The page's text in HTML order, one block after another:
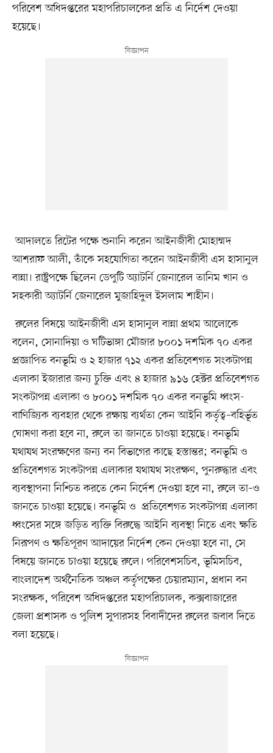
পরিবেশ অধিদপ্তরের মহাপরিচালকের প্রতি এ নির্দেশ দেওয়া
হয়েছে।
আদালতে রিটের পক্ষে শুনানি করেন আইনজীবী মোহাম্মদ
আশরাফ আলী, তাঁকে সহযোগিতা করেন আইনজীবী এস হাসানুল
বান্না। রাষ্ট্রপক্ষে ছিলেন ডেপুটি অ্যাটর্নি জেনারেল তানিম খান ও
সহকারী অ্যাটর্নি জেনারেল মুজাহিদুল ইসলাম শাহীন।
রুলের বিষয়ে আইনজীবী এস হাসানুল বান্না প্রথম আলোকে
বলেন, সোনাদিয়া ও ঘটিভাঙ্গা মৌজার ৮০০১ দশমিক ৭০ একর
প্রজ্ঞাপিত বনভূমি ও ২ হাজার ৭১২ একর প্রতিবেশগত সংকটাপন্ন
এলাকা ইজারার জন্য চুক্তি এবং ৪ হাজার ৯১৬ হেক্টর প্রতিবেশগত
সংকটাপন্ন এলাকা ও ৮০০১ দশমিক ৭০ একর বনভূমি ধ্বংস-
বাণিজ্যিক ব্যবহার থেকে রক্ষায় ব্যর্থতা কেন আইনি কর্তৃত্ব–বহির্ভূত
ঘোষণা করা হবে না, রুলে তা জানতে চাওয়া হয়েছে। বনভূমি
যথাযথ সংরক্ষণের জন্য বন বিভাগের কাছে হস্তান্তর; বনভূমি ও
প্রতিবেশগত সংকটাপন্ন এলাকার যথাযথ সংরক্ষণ, পুনরুদ্ধার এবং
ব্যবস্থাপনা নিশ্চিত করতে কেন নির্দেশ দেওয়া হবে না, রুলে তা–ও
জানতে চাওয়া হয়েছে। বনভূমি ও প্রতিবেশগত সংকটাপন্ন এলাকা
ধ্বংসের সঙ্গে জড়িত ব্যক্তি বিরুদ্ধে আইনি ব্যবস্থা নিতে এবং ক্ষতি
নিরূপণ ও ক্ষতিপূরণ আদায়ের নির্দেশ কেন দেওয়া হবে না, সে
বিষয়ে জানতে চাওয়া হয়েছে রুলে। পরিবেশসচিব, ভূমিসচিব,
বাংলাদেশ অর্থনৈতিক অঞ্চল কর্তৃপক্ষের চেয়ারম্যান, প্রধান বন
সংরক্ষক, পরিবেশ অধিদপ্তরের মহাপরিচালক, কক্সবাজারের
জেলা প্রশাসক ও পুলিশ সুপারসহ বিবাদীদের রুলের জবাব দিতে
বলা হয়েছে।